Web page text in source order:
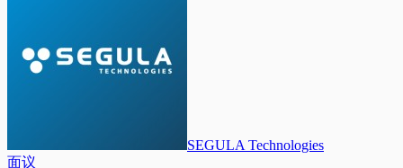
SEGULA Technologies
面议